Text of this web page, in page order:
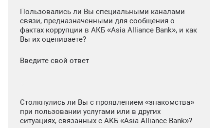
Пользовались ли Вы специальными каналами
связи, предназначенными для сообщения о
фактах коррупции в АКБ «Asia Alliance Bank», и как
Вы их оцениваете?
Введите свой ответ
Столкнулись ли Вы с проявлением «знакомства»
при пользовании услугами или в других
ситуациях, связанных с АКБ «Asia Alliance Bank»?